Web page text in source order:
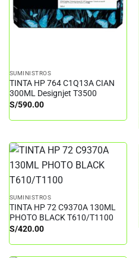
SUMINISTROS
TINTA HP 764 C1Q13A CIAN
300ML Designjet T3500
S/590.00
SUMINISTROS
TINTA HP 72 C9370A 130ML
PHOTO BLACK T610/T1100
S/420.00